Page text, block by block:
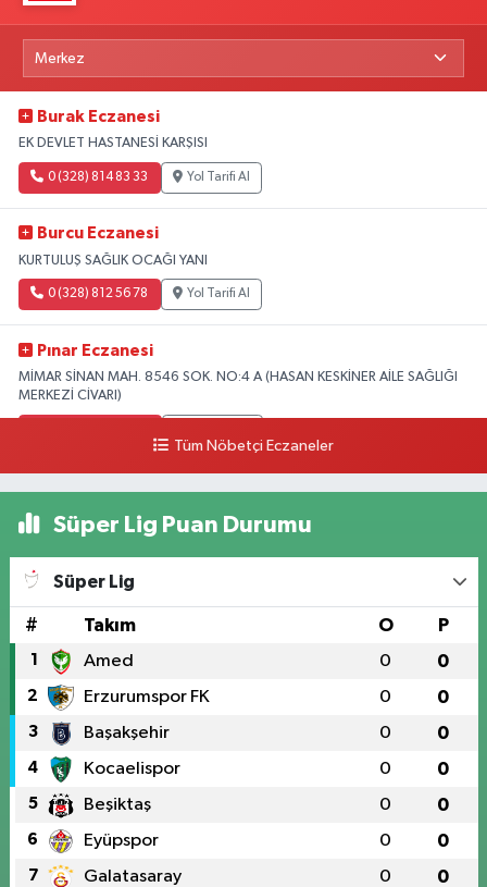
Burak Eczanesi
EK DEVLET HASTANESİ KARŞISI
0 (328) 814 83 33 Yol Tarifi Al
Burcu Eczanesi
KURTULUŞ SAĞLIK OCAĞI YANI
0 (328) 812 56 78 Yol Tarifi Al
Pınar Eczanesi
MİMAR SİNAN MAH. 8546 SOK. NO:4 A (HASAN KESKİNER AİLE SAĞLIĞI
MERKEZİ CİVARI)
Tüm Nöbetçi Eczaneler
Süper Lig Puan Durumu
Süper Lig
# Takım O P
1 Amed 0 0
2 Erzurumspor FK 0 0
3 Başakşehir 0 0
4 Kocaelispor 0 0
5 Beşiktaş 0 0
6 Eyüpspor 0 0
7 Galatasaray 0 0